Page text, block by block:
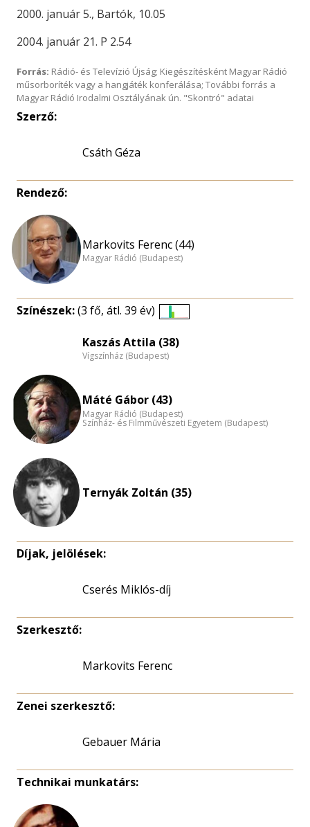
2000. január 5., Bartók, 10.05
2004. január 21. P 2.54
Forrás: Rádió- és Televízió Újság; Kiegészítésként Magyar Rádió
műsorboríték vagy a hangjáték konferálása; További forrás a
Magyar Rádió Irodalmi Osztályának ún. "Skontró" adatai
Szerző:
Csáth Géza
Rendező:
Markovits Ferenc (44)
Magyar Rádió (Budapest)
Színészek:(3 fő, átl. 39 év)
eloszlás
Kaszás Attila (38)
Vígszínház (Budapest)
Máté Gábor (43)
Magyar Rádió (Budapest)
Színház- és Filmművészeti Egyetem (Budapest)
Ternyák Zoltán (35)
Díjak, jelölések:
Cserés Miklós-díj
Szerkesztő:
Markovits Ferenc
Zenei szerkesztő:
Gebauer Mária
Technikai munkatárs: